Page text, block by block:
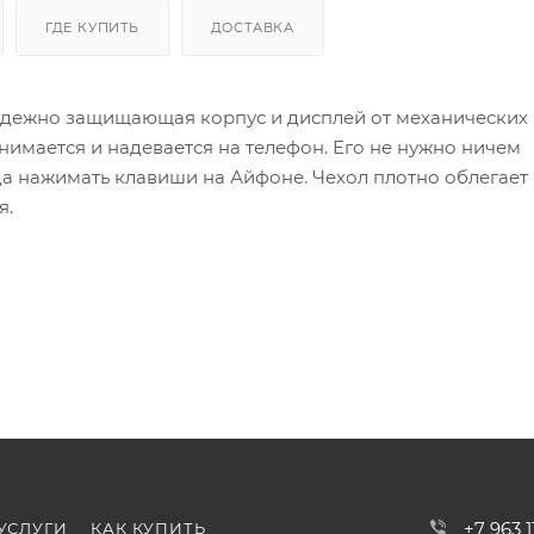
ГДЕ КУПИТЬ ДОСТАВКА
защищающая корпус и дисплей от механических
и надевается на телефон. Его не нужно ничем
нажимать клавиши на Айфоне. Чехол плотно облегает
КАК КУПИТЬ +7 963